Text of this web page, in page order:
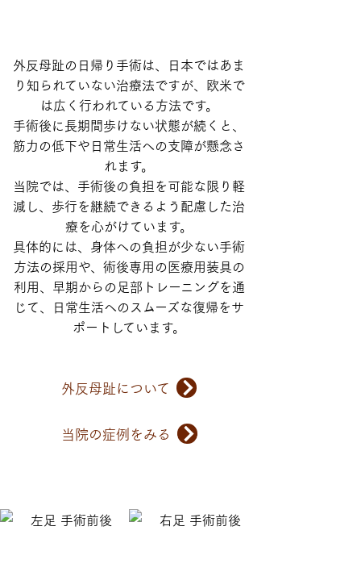
外反母趾の日帰り手術は、日本ではあま
り知られていない治療法ですが、欧米で
は広く行われている方法です。
手術後に長期間歩けない状態が続くと、
筋力の低下や日常生活への支障が懸念さ
れます。
当院では、手術後の負担を可能な限り軽
減し、歩行を継続できるよう配慮した治
療を心がけています。
具体的には、身体への負担が少ない手術
方法の採用や、術後専用の医療用装具の
利用、早期からの足部トレーニングを通
じて、日常生活へのスムーズな復帰をサ
ポートしています。
外反母趾について
当院の症例をみる